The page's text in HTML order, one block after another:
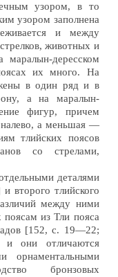
узором, в то
узором заполнена
и между
животных и
маралын-дересском
их много. На
в один ряд и в
а на маралын-
фигур, причем
налево, а меньшая —
тлийских поясов
со стрелами,
деталями
второго тлийского
между ними
из Тли пояса
[152, с. 19—22;
они отличаются
орнаментальными
бронзовых